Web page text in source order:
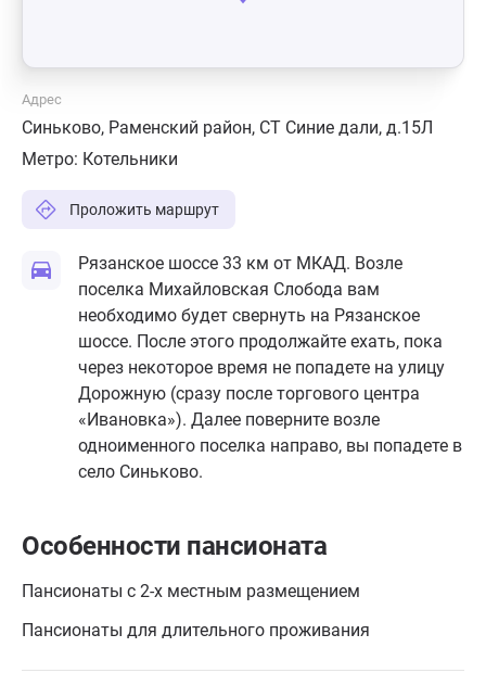
Адрес
Синьково, Раменский район, СТ Синие дали, д.15Л
Метро: Котельники
Проложить маршрут
Рязанское шоссе 33 км от МКАД. Возле
поселка Михайловская Слобода вам
необходимо будет свернуть на Рязанское
шоссе. После этого продолжайте ехать, пока
через некоторое время не попадете на улицу
Дорожную (сразу после торгового центра
«Ивановка»). Далее поверните возле
одноименного поселка направо, вы попадете в
село Синьково.
Особенности пансионата
Пансионаты с 2-х местным размещением
Пансионаты для длительного проживания